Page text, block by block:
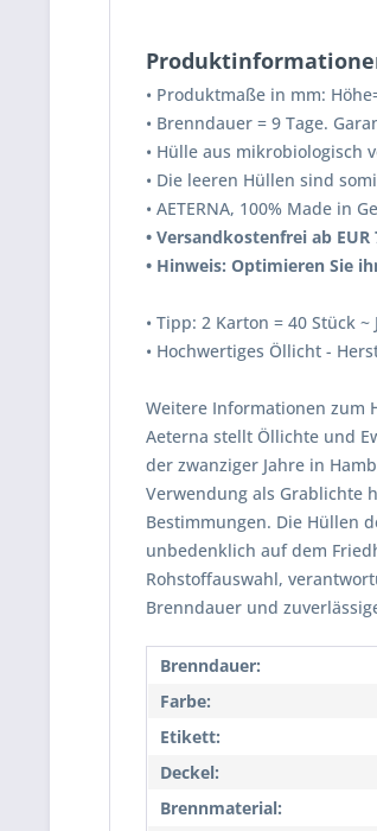
• Produktmaße in mm:
• Brenndauer = 9 Tage.
• Hülle aus mikrobiologisch
• Die leeren Hüllen sind
• AETERNA, 100% Made in
• Versandkostenfrei ab
• Hinweis: Optimieren Sie
• Tipp: 2 Karton = 40 Stück
• Hochwertiges Öllicht -
Weitere Informationen zum
Aeterna stellt Öllichte und
der zwanziger Jahre in
Verwendung als Grablichte
Bestimmungen. Die Hüllen
unbedenklich auf dem
Rohstoffauswahl,
Brenndauer und
Brenndauer:
Farbe:
Etikett:
Deckel:
Brennmaterial: